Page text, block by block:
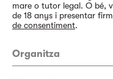
mare o tutor legal. O bé,
de 18 anys i presentar
de consentiment.
Organitza